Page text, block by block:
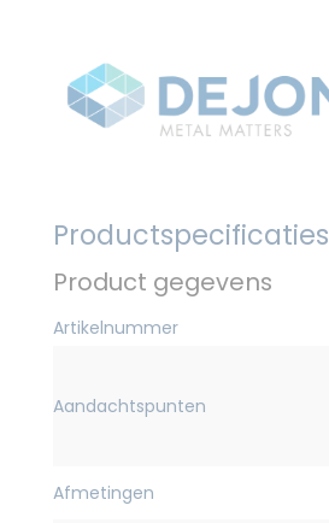
Productspecificaties
Product gegevens
Artikelnummer
Aandachtspunten
Afmetingen